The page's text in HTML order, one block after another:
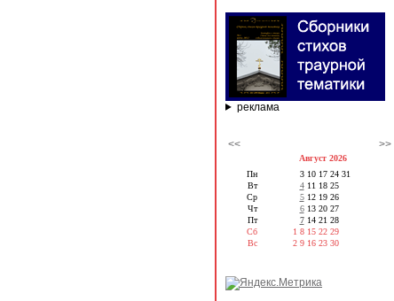
реклама
<< >>
Август 2026
Пн
Вт
Ср
Чт
Пт
Сб
Вс
3 10 17 24 31
4 11 18 25
5 12 19 26
6 13 20 27
7 14 21 28
1 8 15 22 29
2 9 16 23 30